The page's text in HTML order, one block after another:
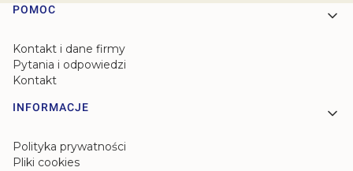
Linki w stopce
POMOC
Kontakt i dane firmy
Pytania i odpowiedzi
Kontakt
INFORMACJE
Polityka prywatności
Pliki cookies